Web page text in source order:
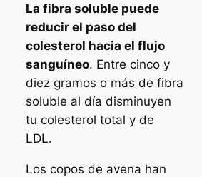
La fibra soluble puede
reducir el paso del
colesterol hacia el flujo
sanguíneo. Entre cinco y
diez gramos o más de fibra
soluble al día disminuyen
tu colesterol total y de
LDL.
Los copos de avena han